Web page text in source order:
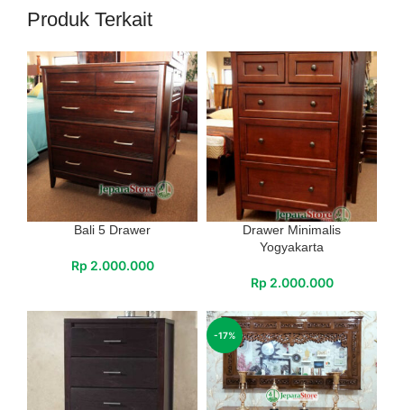
Produk Terkait
Bali 5 Drawer
Rp 2.000.000
Drawer Minimalis
Yogyakarta
Rp 2.000.000
-17%